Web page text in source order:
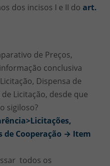
dos incisos I e II do art.
de Preços,
conclusiva
Dispensa de
Licitação, desde que
sigiloso?
Cooperação → Item
todos os